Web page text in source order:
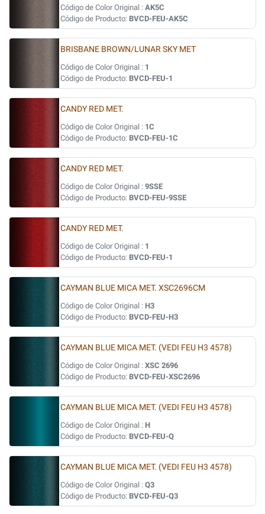
Código de Color Original : AK5C
Código de Producto: BVCD-FEU-AK5C
BRISBANE BROWN/LUNAR SKY MET
Código de Color Original : 1
Código de Producto: BVCD-FEU-1
CANDY RED MET.
Código de Color Original : 1C
Código de Producto: BVCD-FEU-1C
CANDY RED MET.
Código de Color Original : 9SSE
Código de Producto: BVCD-FEU-9SSE
CANDY RED MET.
Código de Color Original : 1
Código de Producto: BVCD-FEU-1
CAYMAN BLUE MICA MET. XSC2696CM
Código de Color Original : H3
Código de Producto: BVCD-FEU-H3
CAYMAN BLUE MICA MET. (VEDI FEU H3 4578)
Código de Color Original : XSC 2696
Código de Producto: BVCD-FEU-XSC2696
CAYMAN BLUE MICA MET. (VEDI FEU H3 4578)
Código de Color Original : H
Código de Producto: BVCD-FEU-Q
CAYMAN BLUE MICA MET. (VEDI FEU H3 4578)
Código de Color Original : Q3
Código de Producto: BVCD-FEU-Q3